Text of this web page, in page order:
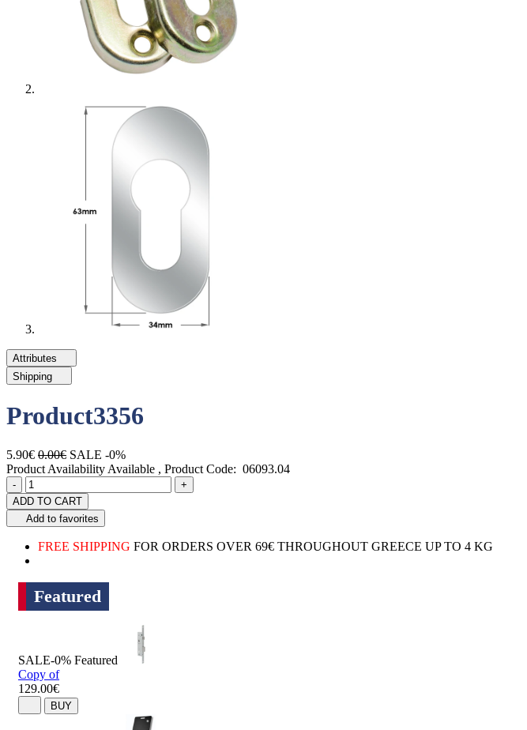
Attributes
Shipping
Product3356
5.90€ 0.00€ SALE -0%
Product Availability Available , Product Code: 06093.04
Quantity
-product.increase.quantity +
ADD TO CART
Add to favorites
FREE SHIPPING FOR ORDERS OVER 69€ THROUGHOUT GREECE UP TO 4 KG
Featured
SALE-0% Featured
Copy of
129.00€
BUY